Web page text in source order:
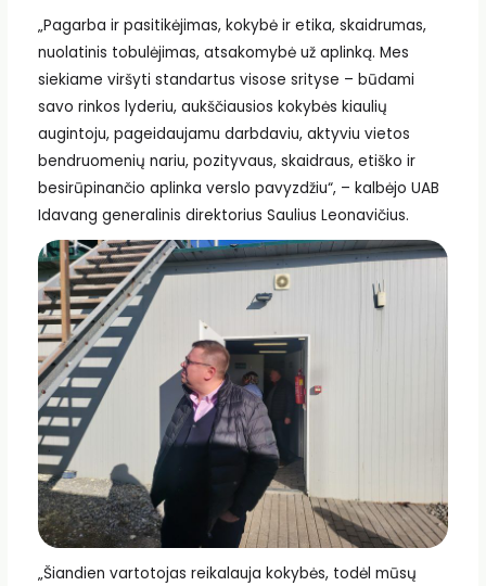
„Pagarba ir pasitikėjimas, kokybė ir etika, skaidrumas,
nuolatinis tobulėjimas, atsakomybė už aplinką. Mes
siekiame viršyti standartus visose srityse – būdami
savo rinkos lyderiu, aukščiausios kokybės kiaulių
augintoju, pageidaujamu darbdaviu, aktyviu vietos
bendruomenių nariu, pozityvaus, skaidraus, etiško ir
besirūpinančio aplinka verslo pavyzdžiu“, – kalbėjo UAB
Idavang generalinis direktorius Saulius Leonavičius.
„Šiandien vartotojas reikalauja kokybės, todėl mūsų